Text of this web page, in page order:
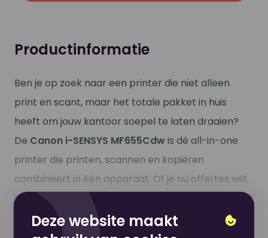
Deze website maakt
Productinformatie
Ben je op zoek naar een printer die niet alleen
print en scant, maar het totale pakket in huis
heeft om jouw kantoor soepel te laten draaien?
De Canon i-SENSYS MF655Cdwis dé all-in-one
printer die printen, scannen en kopiëren
combineert in één apparaat. Of je nu offertes wilt
printen in hoge resolutie of belangrijke
documenten moet inscannen, deze